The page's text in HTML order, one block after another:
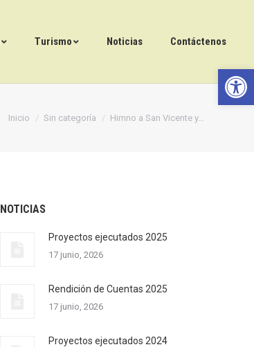
Abrir
Turismo Noticias Contáctenos
Estás aquí:
Inicio Sin categoría Himno a San Vicente y…
NOTICIAS
Proyectos ejecutados 2025
17 junio, 2026
Rendición de Cuentas 2025
17 junio, 2026
Proyectos ejecutados 2024